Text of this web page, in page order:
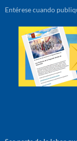
Entérese cuando